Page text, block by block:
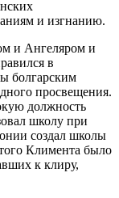
и изгнанию.
и Ангеляром и
в
болгарским
просвещения.
должность
школу при
создал школы
Климента было
к клиру,